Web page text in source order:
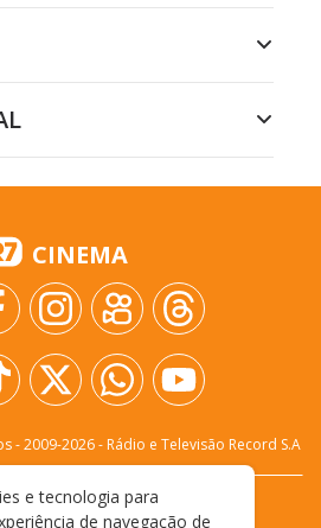
CINEMA
- 2009-2026- Rádio e Televisão Record S.A
CONOSCO PRIVACIDADE
e tecnologia para
de navegação de